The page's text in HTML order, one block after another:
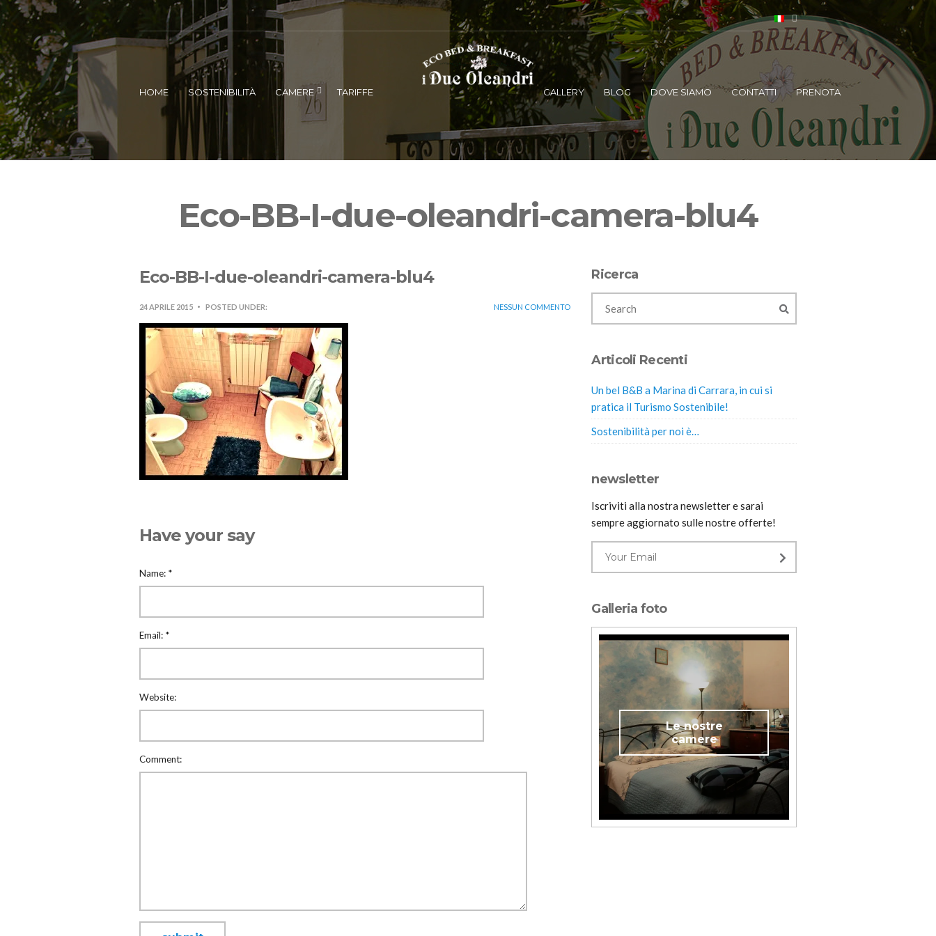
HOME SOSTENIBILITÀ CAMERE TARIFFE GALLERY BLOG DOVE SIAMO CONTATTI PRENOTA
Eco-BB-I-due-oleandri-camera-blu4
Eco-BB-I-due-oleandri-camera-blu4
24 APRILE 2015 POSTED UNDER: NESSUN COMMENTO
Have your say
Name: *
Email: *
Website:
Comment:
Ricerca
Articoli Recenti
Un bel B&B a Marina di Carrara, in cui si
pratica il Turismo Sostenibile!
Sostenibilità per noi è…
newsletter
Iscriviti alla nostra newsletter e sarai
sempre aggiornato sulle nostre offerte!
Galleria foto
Le nostre
camere